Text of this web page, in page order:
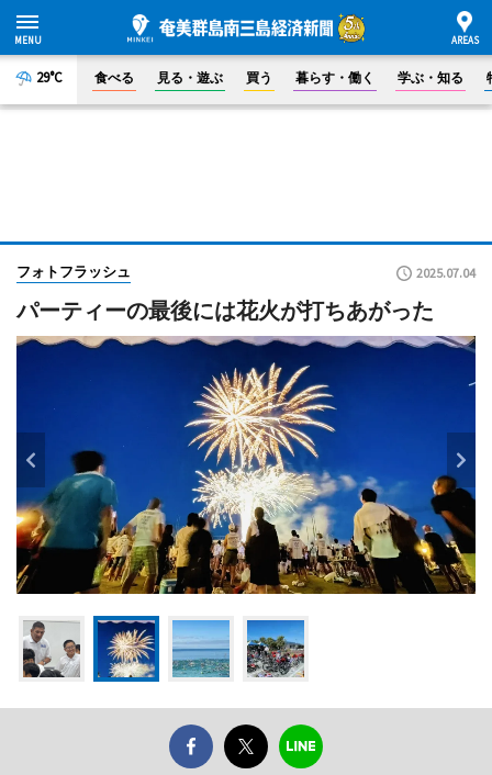
29°C 食べる 見る・遊ぶ 買う 暮らす・働く 学ぶ・知る
フォトフラッシュ 2025.07.04
パーティーの最後には花火が打ちあがった